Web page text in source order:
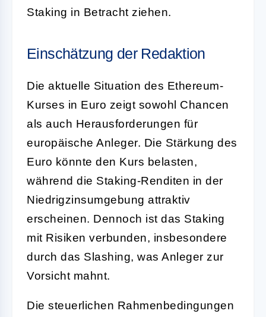
Staking in Betracht ziehen.
Einschätzung der Redaktion
Die aktuelle Situation des Ethereum-
Kurses in Euro zeigt sowohl Chancen
als auch Herausforderungen für
europäische Anleger. Die Stärkung des
Euro könnte den Kurs belasten,
während die Staking-Renditen in der
Niedrigzinsumgebung attraktiv
erscheinen. Dennoch ist das Staking
mit Risiken verbunden, insbesondere
durch das Slashing, was Anleger zur
Vorsicht mahnt.
Die steuerlichen Rahmenbedingungen